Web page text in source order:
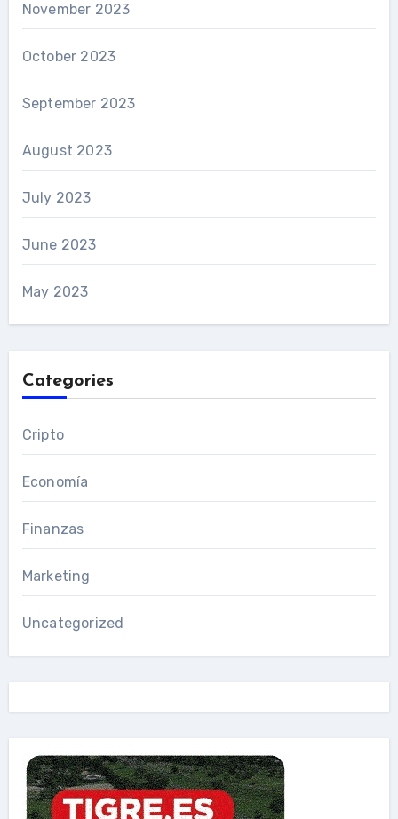
November 2023
October 2023
September 2023
August 2023
July 2023
June 2023
May 2023
Categories
Cripto
Economía
Finanzas
Marketing
Uncategorized